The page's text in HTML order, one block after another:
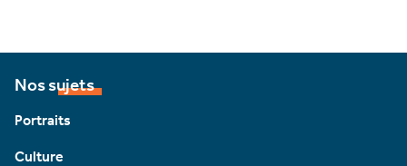
Nos sujets
Portraits
Culture